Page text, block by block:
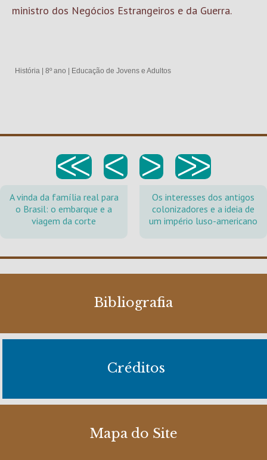
ministro dos Negócios Estrangeiros e da Guerra.
História 8º ano Educação de Jovens e Adultos
<< < > >>
A vinda da família real para
o Brasil: o embarque e a
viagem da corte
Os interesses dos antigos
colonizadores e a ideia de
um império luso-americano
Bibliografia
Créditos
Mapa do Site